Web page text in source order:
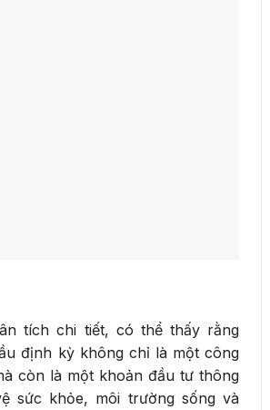
tích chi tiết, có thể thấy rằng
định kỳ không chỉ là một công
còn là một khoản đầu tư thông
sức khỏe, môi trường sống và